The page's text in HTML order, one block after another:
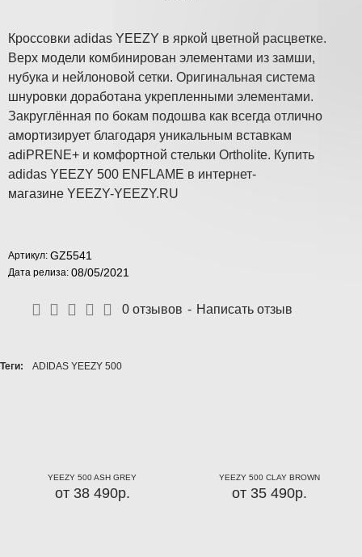
Кроссовки adidas YEEZY в яркой цветной расцветке.
Верх модели комбинирован элементами из замши,
нубука и нейлоновой сетки. Оригинальная система
шнуровки доработана укрепленными элементами.
Закруглённая по бокам подошва как всегда отлично
амортизирует благодаря уникальным вставкам
adiPRENE+ и комфортной стельки Ortholite. Купить
adidas YEEZY 500 ENFLAME в интернет-
магазине YEEZY-YEEZY.RU
Артикул: GZ5541
Дата релиза: 08/05/2021
0 отзывов - Написать отзыв
Теги: ADIDAS YEEZY 500
YEEZY 500 ASH GREY
от 38 490р.
YEEZY 500 CLAY BROWN
от 35 490р.